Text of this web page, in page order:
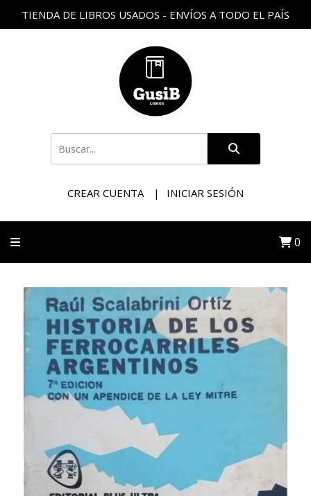
TIENDA DE LIBROS USADOS - ENVÍOS A TODO EL PAÍS
CREAR CUENTA INICIAR SESIÓN
0